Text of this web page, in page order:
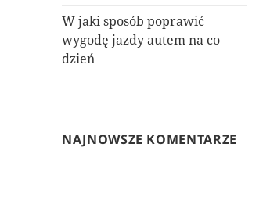
W jaki sposób poprawić
wygodę jazdy autem na co
dzień
NAJNOWSZE KOMENTARZE